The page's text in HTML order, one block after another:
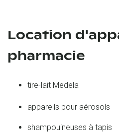
Location
pharmacie
tire-lait Medela
appareils pour aérosols
shampouineuses à tapis